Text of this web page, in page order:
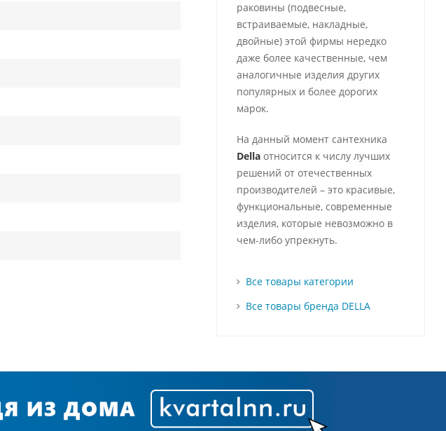
раковины (подвесные,
встраиваемые, накладные,
двойные) этой фирмы нередко
даже более качественные, чем
аналогичные изделия других
популярных и более дорогих
марок.
На данный момент сантехника
Dellaотносится к числу лучших
решений от отечественных
производителей – это красивые,
функциональные, современные
изделия, которые невозможно в
чем-либо упрекнуть.
Все товары категории
Все товары бренда DELLA